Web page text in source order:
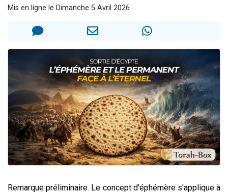
Eva vient de donner son Maasser
Lisbel Esther vient de donner son Maasser
Mis en ligne le Dimanche 5 Avril 2026
Remarque préliminaire. Le concept d'éphémère s'applique à